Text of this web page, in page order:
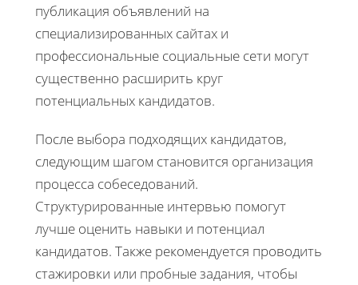
публикация объявлений на
специализированных сайтах и
профессиональные социальные сети могут
существенно расширить круг
потенциальных кандидатов.
После выбора подходящих кандидатов,
следующим шагом становится организация
процесса собеседований.
Структурированные интервью помогут
лучше оценить навыки и потенциал
кандидатов. Также рекомендуется проводить
стажировки или пробные задания, чтобы